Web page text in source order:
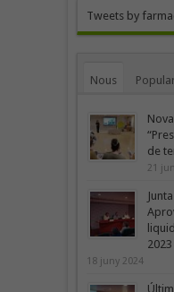
Tweets by
Nous
de
21
2023
18 juny 2024